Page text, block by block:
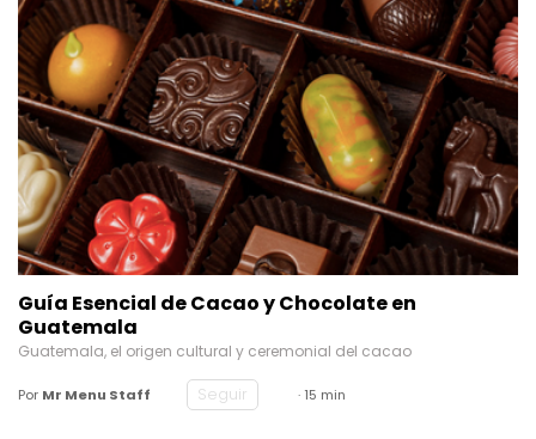
Guía Esencial de Cacao y Chocolate en
Guatemala
Guatemala, el origen cultural y ceremonial del cacao
Por Mr Menu Staff Seguir · 15 min